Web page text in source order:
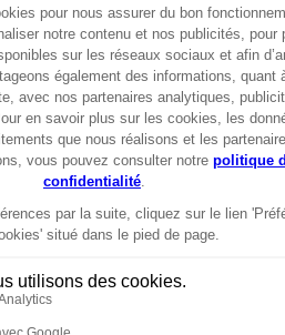
6649€